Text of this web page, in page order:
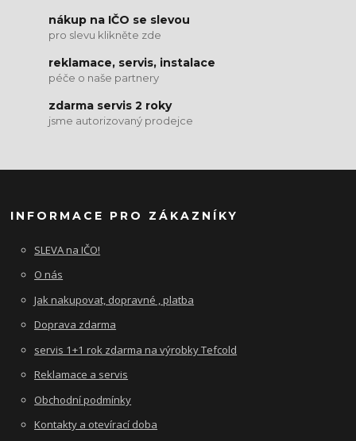
nákup na IČO se slevou
pro slevu klikněte zde
reklamace, servis, instalace
péče o naše partnery
zdarma servis 2 roky
jsme autorizovaný prodejce
INFORMACE PRO ZÁKAZNÍKY
SLEVA na IČO!
O nás
Jak nakupovat, dopravné , platba
Doprava zdarma
servis 1+1 rok zdarma na výrobky Tefcold
Reklamace a servis
Obchodní podmínky
Kontakty a otevírací doba